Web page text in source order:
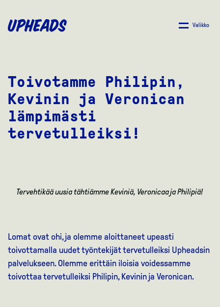
Valikko
Toivotamme Philipin,
Kevinin ja Veronican
lämpimästi
tervetulleiksi!
Lomat ovat ohi, ja olemme aloittaneet upeasti
toivottamalla uudet työntekijät tervetulleiksi Upheadsin
palvelukseen. Olemme erittäin iloisia voidessamme
toivottaa tervetulleiksi Philipin, Kevinin ja Veronican.
Tervehtikää uusia tähtiämme Keviniä, Veronicaa ja Philipiä!